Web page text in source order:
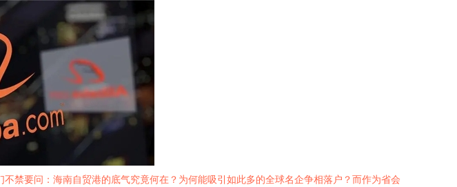
禁要问：海南自贸港的底气究竟何在？为何能吸引如此多的全球名企争相落户？而作为省会